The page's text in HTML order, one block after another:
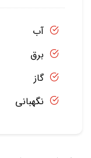
آب
برق
گاز
نگهبانی